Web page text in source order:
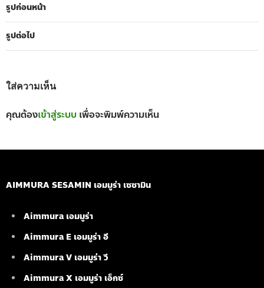
รูปก่อนหน้า
รูปต่อไป
ใส่ความเห็น
คุณต้องเข้าสู่ระบบ เพื่อจะพิมพ์ความเห็น
AIMMURA SESAMIN เอมมูร่า เซซามิน
Aimmura เอมมูร่า
Aimmura E เอมมูร่า อี
Aimmura V เอมมูร่า วี
Aimmura X เอมมูร่า เอ็กซ์